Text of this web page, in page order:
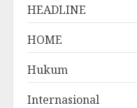
HEADLINE
HOME
Hukum
Internasional